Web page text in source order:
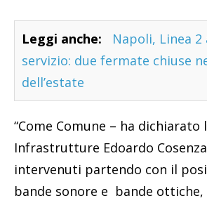
Leggi anche:
Napoli, Linea 2
servizio: due fermate chiuse
dell’estate
“Come Comune – ha dichiarato
Infrastrutture Edoardo
intervenuti partendo con il
bande sonore e bande ottiche,